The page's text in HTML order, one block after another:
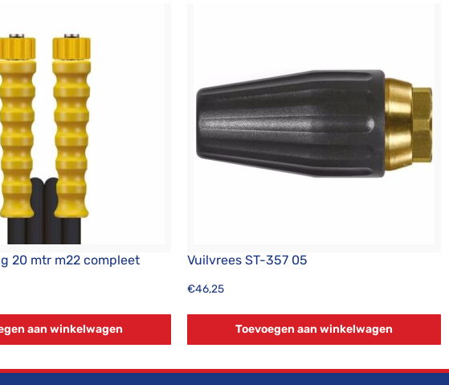
20 mtr m22 compleet
aan winkelwagen
Vuilvrees ST-357 05
€46,25
Toevoegen aan winkelwagen